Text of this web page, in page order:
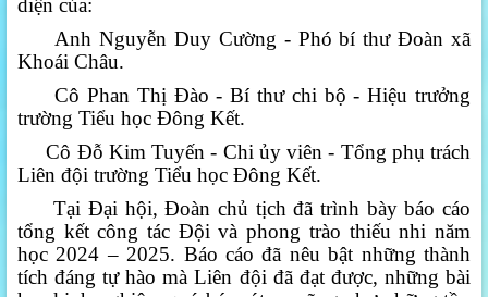
diện của:
Anh Nguyễn Duy Cường - Phó bí thư Đoàn xã
Khoái Châu.
Cô Phan Thị Đào - Bí thư chi bộ - Hiệu trưởng
trường Tiểu học Đông Kết.
Cô Đỗ Kim Tuyến - Chi ủy viên - Tổng phụ trách
Liên đội trường Tiểu học Đông Kết.
Tại Đại hội, Đoàn chủ tịch đã trình bày báo cáo
tổng kết công tác Đội và phong trào thiếu nhi năm
học 2024 – 2025. Báo cáo đã nêu bật những thành
tích đáng tự hào mà Liên đội đã đạt được, những bài